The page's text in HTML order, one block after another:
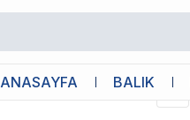
ANASAYFA BALIK